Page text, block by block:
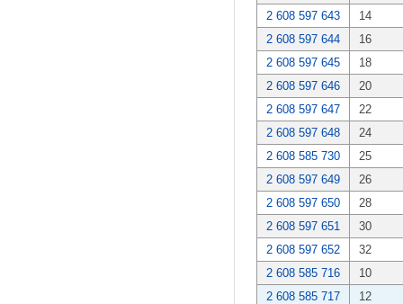
2 608 597 643
14
2 608 597 644
16
2 608 597 645
18
2 608 597 646
20
2 608 597 647
22
2 608 597 648
24
2 608 585 730
25
2 608 597 649
26
2 608 597 650
28
2 608 597 651
30
2 608 597 652
32
2 608 585 716
10
2 608 585 717
12